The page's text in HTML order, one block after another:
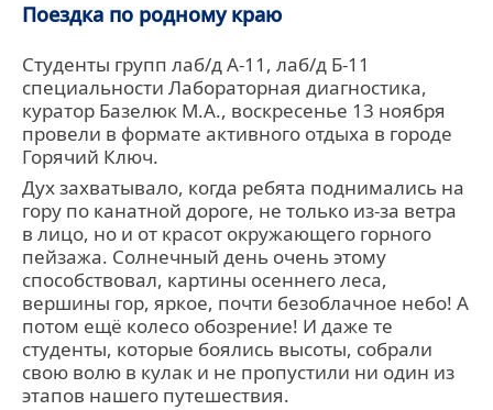
Поездка по родному краю
Студенты групп лаб/д А-11, лаб/д Б-11
специальности Лабораторная диагностика,
куратор Базелюк М.А., воскресенье 13 ноября
провели в формате активного отдыха в городе
Горячий Ключ.
Дух захватывало, когда ребята поднимались на
гору по канатной дороге, не только из-за ветра
в лицо, но и от красот окружающего горного
пейзажа. Солнечный день очень этому
способствовал, картины осеннего леса,
вершины гор, яркое, почти безоблачное небо! А
потом ещё колесо обозрение! И даже те
студенты, которые боялись высоты, собрали
свою волю в кулак и не пропустили ни один из
этапов нашего путешествия.